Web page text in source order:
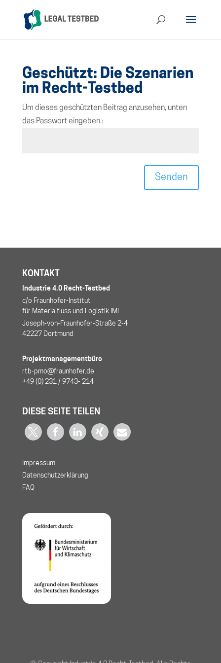
Geschützt: Die Szenarien
im Recht-Testbed
Um dieses geschützten Beitrag anzusehen, unten
das Passwort eingeben.:
Senden
KONTAKT
Industrie 4.0 Recht-Testbed
c/o Fraunhofer-Institut
für Materialfluss und Logistik IML
Joseph-von-Fraunhofer-Straße 2-4
42227 Dortmund
Projektmanagementbüro
rtb-pmo@fraunhofer.de
+49 (0) 231 / 9743- 214
DIESE SEITE TEILEN
Impressum
Datenschutzerklärung
FAQ